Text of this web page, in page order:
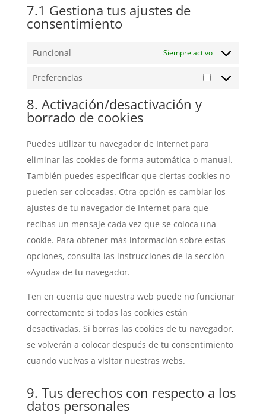
7.1 Gestiona tus ajustes de
consentimiento
Funcional Siempre activo
Preferencias
Preferencias
8. Activación/desactivación y
borrado de cookies
Puedes utilizar tu navegador de Internet para
eliminar las cookies de forma automática o manual.
También puedes especificar que ciertas cookies no
pueden ser colocadas. Otra opción es cambiar los
ajustes de tu navegador de Internet para que
recibas un mensaje cada vez que se coloca una
cookie. Para obtener más información sobre estas
opciones, consulta las instrucciones de la sección
«Ayuda» de tu navegador.
Ten en cuenta que nuestra web puede no funcionar
correctamente si todas las cookies están
desactivadas. Si borras las cookies de tu navegador,
se volverán a colocar después de tu consentimiento
cuando vuelvas a visitar nuestras webs.
9. Tus derechos con respecto a los
datos personales